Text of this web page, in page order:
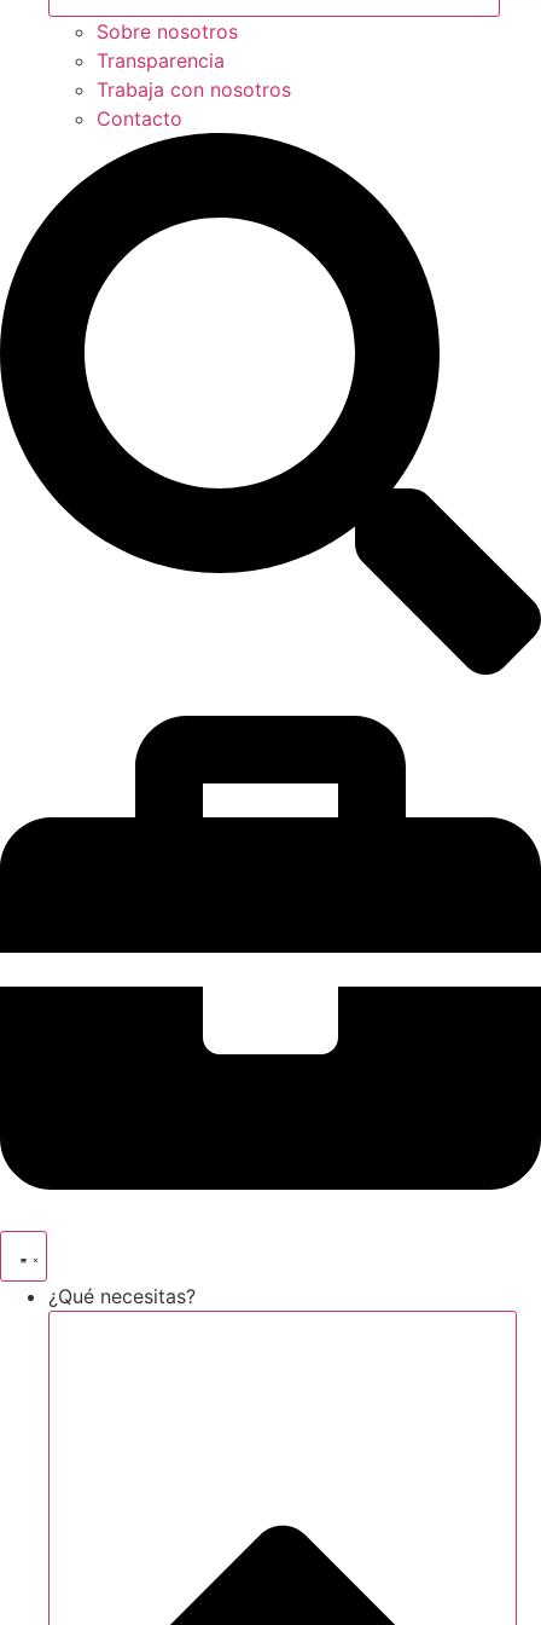
Sobre nosotros
Transparencia
Trabaja con nosotros
Contacto
¿Qué necesitas?